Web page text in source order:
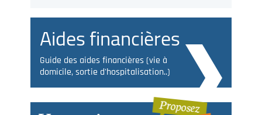
Aides financières
Guide des aides financières (vie à
domicile, sortie d'hospitalisation..)